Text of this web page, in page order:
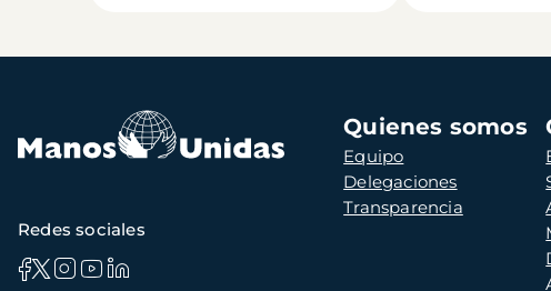
Navegación
principal
Quienes somos
Equipo
Delegaciones
Transparencia
Redes sociales